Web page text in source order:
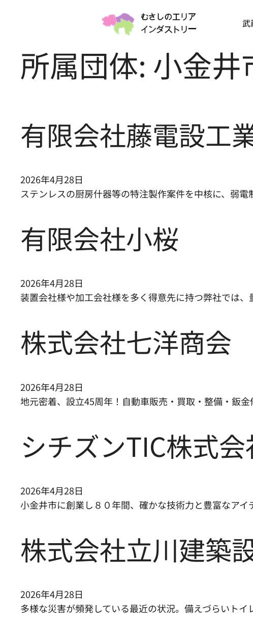
アーカイブページ作成テスト
所属団体: 小金井
有限会社藤電設工
2026年4月28日
ステンレスの厨房什器等の特注製作案件を中核に、弱
有限会社小桜
2026年4月28日
装置会社様や加工会社様を多く得意先に持つ弊社では
株式会社七洋商会
2026年4月28日
地元密着、設立45周年！自動車販売・買取・整備・鈑
シチズンTIC株式会
2026年4月28日
小金井市に創業し８０年間、確かな技術力と豊富なア
株式会社立川建築
2026年4月28日
多様な災害が頻発している最近の状況。備えづらいト